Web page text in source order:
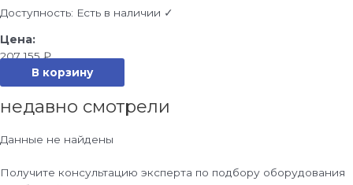
Доступность: Есть в наличии ✓
207 155₽
В корзину
недавно смотрели
Данные не найдены
Получите консультацию эксперта по подбору оборудования